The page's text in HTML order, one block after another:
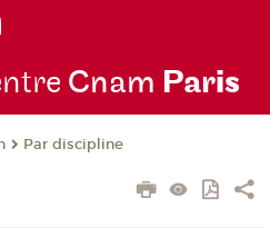
Cnam Paris
Par discipline